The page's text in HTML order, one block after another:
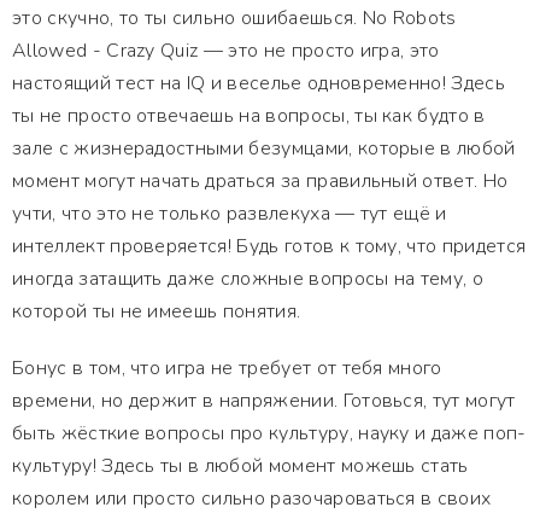
это скучно, то ты сильно ошибаешься. No Robots
Allowed - Crazy Quiz — это не просто игра, это
настоящий тест на IQ и веселье одновременно! Здесь
ты не просто отвечаешь на вопросы, ты как будто в
зале с жизнерадостными безумцами, которые в любой
момент могут начать драться за правильный ответ. Но
учти, что это не только развлекуха — тут ещё и
интеллект проверяется! Будь готов к тому, что придется
иногда затащить даже сложные вопросы на тему, о
которой ты не имеешь понятия.
Бонус в том, что игра не требует от тебя много
времени, но держит в напряжении. Готовься, тут могут
быть жёсткие вопросы про культуру, науку и даже поп-
культуру! Здесь ты в любой момент можешь стать
королем или просто сильно разочароваться в своих